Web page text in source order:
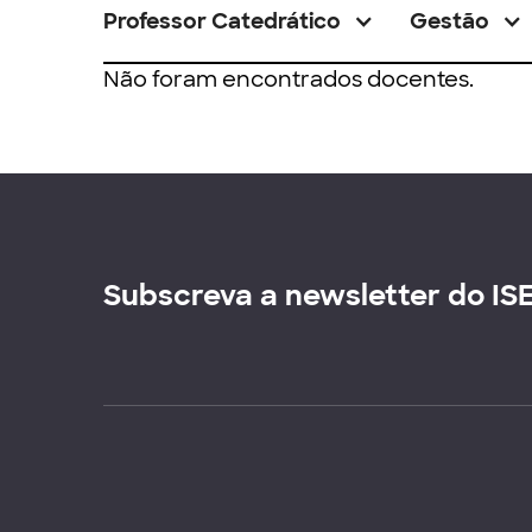
Professor Catedrático Gestão
Não foram encontrados docentes.
Subscreva a newsletter do